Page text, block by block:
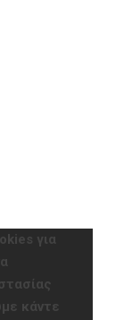
για
κάντε